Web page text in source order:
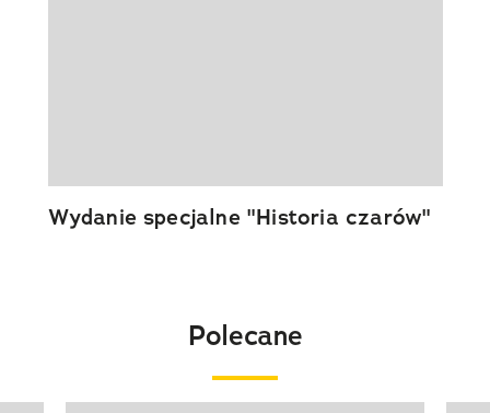
Wydanie specjalne "Historia czarów"
Polecane